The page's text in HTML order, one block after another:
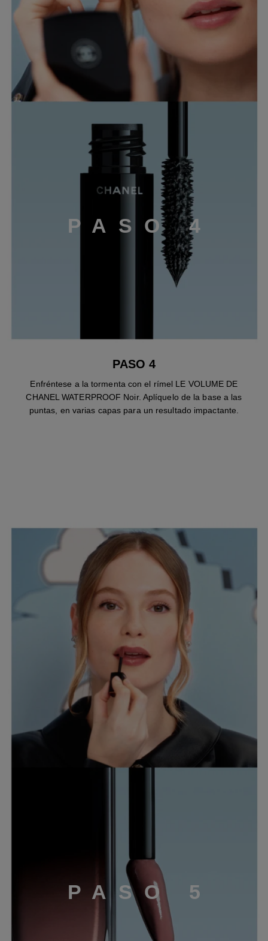
P A S O 4
PASO 4
Enfréntese a la tormenta con el rímel LE VOLUME DE
CHANEL WATERPROOF Noir. Aplíquelo de la base a las
puntas, en varias capas para un resultado impactante.
P A SO 5